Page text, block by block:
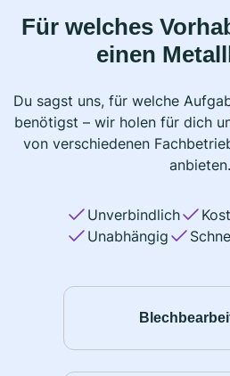
Für welches
einen
Du sagst uns, für welche
benötigst – wir holen für dich
von verschiedenen
anbieten.
Unverbindlich
Unabhängig